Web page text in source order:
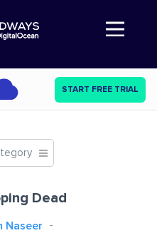
Abre a navegação
START FREE TRIAL
Dead
Naseer